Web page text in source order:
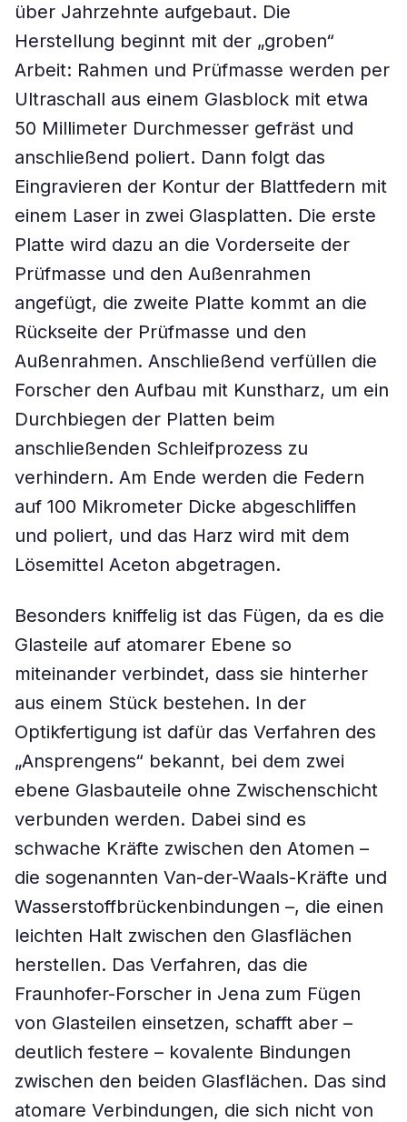
über Jahrzehnte aufgebaut. Die
Herstellung beginnt mit der „groben“
Arbeit: Rahmen und Prüfmasse werden per
Ultraschall aus einem Glasblock mit etwa
50 Millimeter Durchmesser gefräst und
anschließend poliert. Dann folgt das
Eingravieren der Kontur der Blattfedern mit
einem Laser in zwei Glasplatten. Die erste
Platte wird dazu an die Vorderseite der
Prüfmasse und den Außenrahmen
angefügt, die zweite Platte kommt an die
Rückseite der Prüfmasse und den
Außenrahmen. Anschließend verfüllen die
Forscher den Aufbau mit Kunstharz, um ein
Durchbiegen der Platten beim
anschließenden Schleifprozess zu
verhindern. Am Ende werden die Federn
auf 100 Mikrometer Dicke abgeschliffen
und poliert, und das Harz wird mit dem
Lösemittel Aceton abgetragen.
Besonders kniffelig ist das Fügen, da es die
Glasteile auf atomarer Ebene so
miteinander verbindet, dass sie hinterher
aus einem Stück bestehen. In der
Optikfertigung ist dafür das Verfahren des
„Ansprengens“ bekannt, bei dem zwei
ebene Glasbauteile ohne Zwischenschicht
verbunden werden. Dabei sind es
schwache Kräfte zwischen den Atomen –
die sogenannten Van-der-Waals-Kräfte und
Wasserstoffbrückenbindungen –, die einen
leichten Halt zwischen den Glasflächen
herstellen. Das Verfahren, das die
Fraunhofer-Forscher in Jena zum Fügen
von Glasteilen einsetzen, schafft aber –
deutlich festere – kovalente Bindungen
zwischen den beiden Glasflächen. Das sind
atomare Verbindungen, die sich nicht von